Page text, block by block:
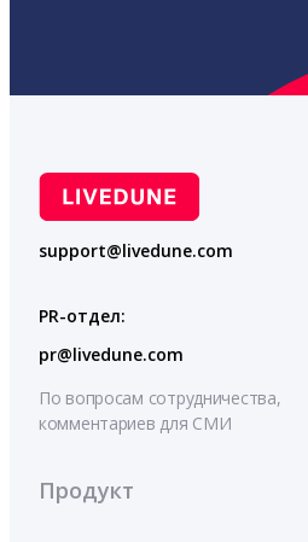
support@livedune.com
PR-отдел:
pr@livedune.com
По вопросам сотрудничества,
комментариев для СМИ
Продукт